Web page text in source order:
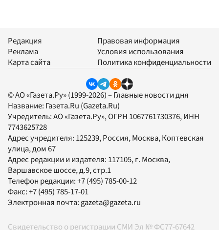
Редакция
Реклама
Карта сайта
Правовая информация
Условия использования
Политика конфиденциальности
© АО «Газета.Ру» (1999-2026) – Главные новости дня
Название: Газета.Ru (Gazeta.Ru)
Учредитель:АО «Газета.Ру», ОГРН 1067761730376, ИНН
7743625728
Адрес учредителя: 125239, Россия, Москва, Коптевская
улица, дом 67
Адрес редакции и издателя: 117105, г. Москва,
Варшавское шоссе, д.9, стр.1
Телефон редакции:+7 (495) 785-00-12
Факс:+7 (495) 785-17-01
Электронная почта: gazeta@gazeta.ru
Свидетельство о регистрации СМИ Эл № ФС77-67642